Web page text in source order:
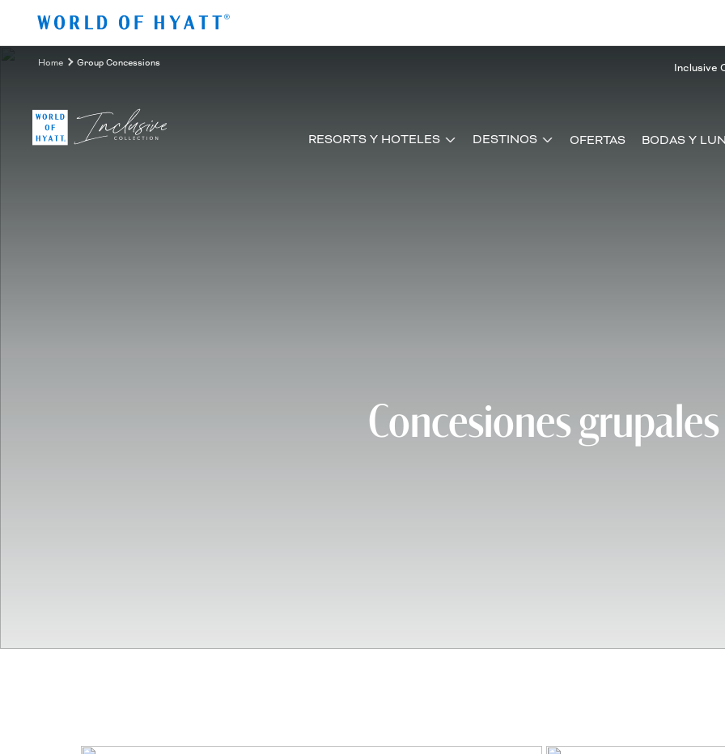
Home Group Concessions Inclusive
RESORTS Y HOTELES DESTINOS OFERTAS BODAS Y
Concesiones grupales